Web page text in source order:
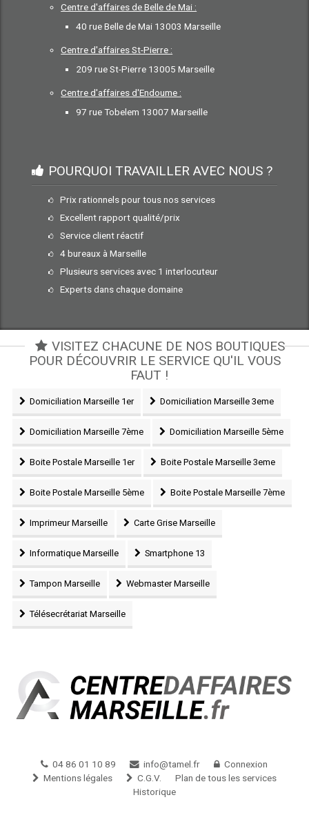
Centre d'affaires de Belle de Mai :
40 rue Belle de Mai 13003 Marseille
Centre d'affaires St-Pierre :
209 rue St-Pierre 13005 Marseille
Centre d'affaires d'Endoume :
97 rue Tobelem 13007 Marseille
POURQUOI TRAVAILLER AVEC NOUS ?
Prix rationnels pour tous nos services
Excellent rapport qualité/prix
Service client réactif
4 bureaux à Marseille
Plusieurs services avec 1 interlocuteur
Experts dans chaque domaine
VISITEZ CHACUNE DE NOS BOUTIQUES
POUR DÉCOUVRIR LE SERVICE QU'IL VOUS
FAUT !
Domiciliation Marseille 1er Domiciliation Marseille 3eme
Domiciliation Marseille 7ème Domiciliation Marseille 5ème
Boite Postale Marseille 1er Boite Postale Marseille 3eme
Boite Postale Marseille 5ème Boite Postale Marseille 7ème
Imprimeur Marseille Carte Grise Marseille
Informatique Marseille Smartphone 13
Tampon Marseille Webmaster Marseille
Télésecrétariat Marseille
04 86 01 10 89 info@tamel.fr
Connexion
Mentions légales
C.G.V.
Plan de tous les services
Historique